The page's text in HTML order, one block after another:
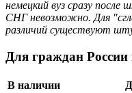
немецкий вуз сразу после
СНГ невозможно. Для
различий существуют
Для граждан России
В наличии